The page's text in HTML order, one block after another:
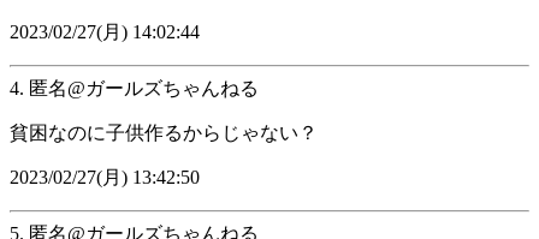
2023/02/27(月) 14:02:44
4. 匿名@ガールズちゃんねる
貧困なのに子供作るからじゃない？
2023/02/27(月) 13:42:50
5. 匿名@ガールズちゃんねる